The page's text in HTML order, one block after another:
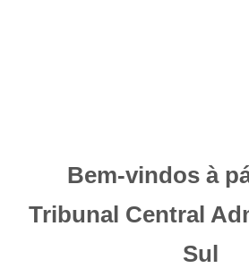
Bem-vindos à
Tribunal Central
Sul